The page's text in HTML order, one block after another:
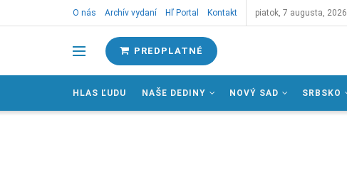
O nás Archív vydaní Hľ Portal Kontakt piatok, 7 augusta, 2026
PREDPLATNÉ
HLAS ĽUDU NAŠE DEDINY NOVÝ SAD SRBSKO